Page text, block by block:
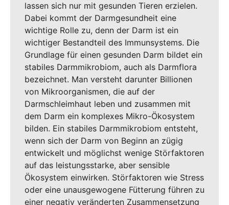
lassen sich nur mit gesunden Tieren erzielen.
Dabei kommt der Darmgesundheit eine
wichtige Rolle zu, denn der Darm ist ein
wichtiger Bestandteil des Immunsystems. Die
Grundlage für einen gesunden Darm bildet ein
stabiles Darmmikrobiom, auch als Darmflora
bezeichnet. Man versteht darunter Billionen
von Mikroorganismen, die auf der
Darmschleimhaut leben und zusammen mit
dem Darm ein komplexes Mikro-Ökosystem
bilden. Ein stabiles Darmmikrobiom entsteht,
wenn sich der Darm von Beginn an zügig
entwickelt und möglichst wenige Störfaktoren
auf das leistungsstarke, aber sensible
Ökosystem einwirken. Störfaktoren wie Stress
oder eine unausgewogene Fütterung führen zu
einer negativ veränderten Zusammensetzung